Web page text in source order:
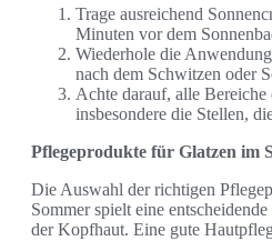
Trage ausreichend
Minuten vor dem
Wiederhole die
nach dem Schwitzen oder
Achte darauf, alle
insbesondere die Stellen,
Pflegeprodukte für Glatzen im
Die Auswahl der richtigen
Sommer spielt eine
der Kopfhaut. Eine gute